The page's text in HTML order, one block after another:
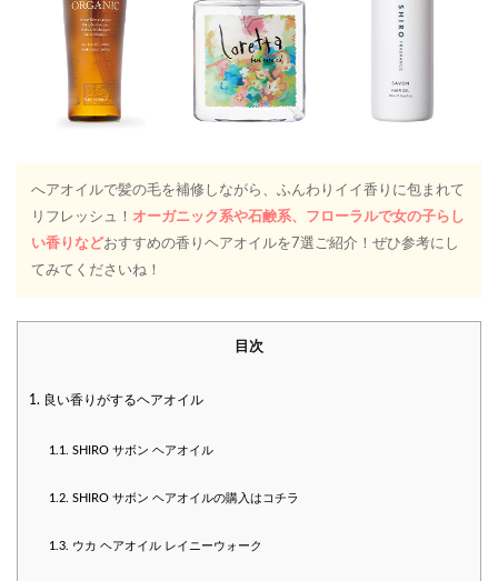
へアオイルで髪の毛を補修しながら、ふんわりイイ香りに包まれて
リフレッシュ！ オーガニック系や石鹸系、フローラルで女の子らし
い香りなどおすすめの香りヘアオイルを7選ご紹介！ぜひ参考にし
てみてくださいね！
目次
1. 良い香りがするヘアオイル
1.1. SHIRO サボン ヘアオイル
1.2. SHIRO サボン ヘアオイルの購入はコチラ
1.3. ウカ ヘアオイル レイニーウォーク